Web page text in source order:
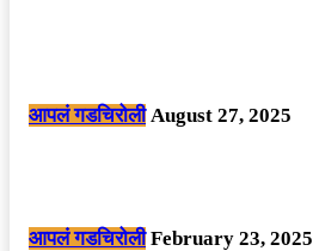
आपलं गडचिरोली August 27, 2025
आपलं गडचिरोली February 23, 2025